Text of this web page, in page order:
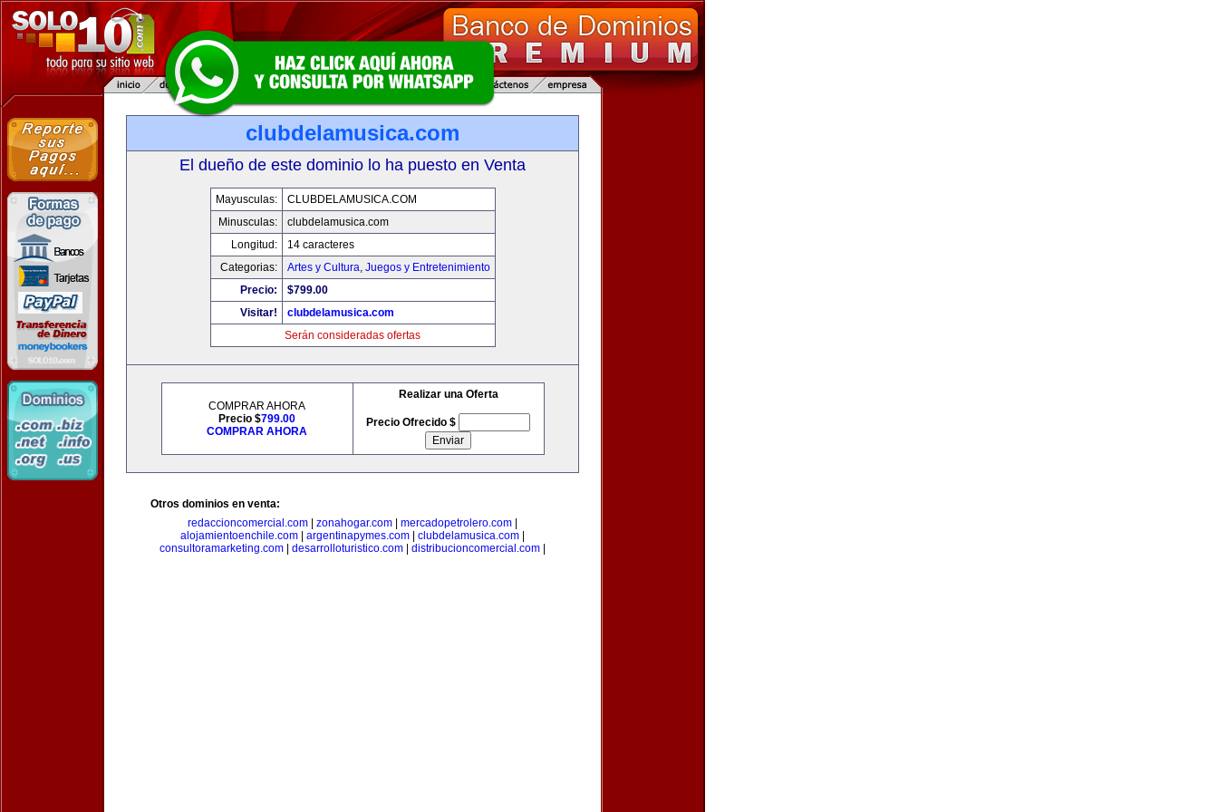
clubdelamusica.com
El dueño de este dominio lo ha puesto en Venta
Mayusculas:
CLUBDELAMUSICA.COM
Minusculas:
clubdelamusica.com
Longitud:
14 caracteres
Categorias:
Artes y Cultura, Juegos y Entretenimiento
Precio:
$799.00
Visitar!
clubdelamusica.com
Serán consideradas ofertas
COMPRAR AHORA
Precio $799.00
COMPRAR AHORA
Realizar una Oferta
Precio Ofrecido $
Otros dominios en venta:
redaccioncomercial.com
zonahogar.com mercadopetrolero.com
alojamientoenchile.com
argentinapymes.com clubdelamusica.com
consultoramarketing.com
desarrolloturistico.com distribucioncomercial.com